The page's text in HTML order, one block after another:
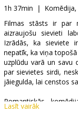
Kino
Klubs
1h 37min |
Filmas stāsts ir par
aizraujošu sievieti
Izrādās, ka sieviete
nepatīk, ka viņa
uzplūdu varā un savu
par sievietes sirdi,
jāiegulda, lai censtos
Romantiskās
slavenie aktieri Kriss
Lasīt vairāk